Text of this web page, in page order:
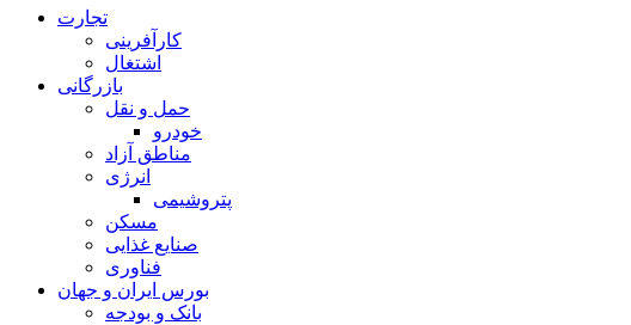
تجارت
کارآفرینی
اشتغال
بازرگانی
حمل و نقل
خودرو
مناطق آزاد
انرژی
پتروشیمی
مسکن
صنایع غذایی
فناوری
بورس ایران و جهان
بانک و بودجه